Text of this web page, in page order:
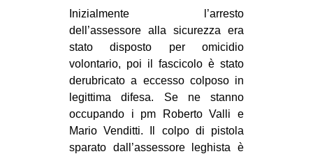
RECENSIONI
INTERNAZIONALE
AFRICA
AMERICHE
Inizialmente l’arresto
dell’assessore alla sicurezza era
stato disposto per omicidio
volontario, poi il fascicolo è stato
derubricato a eccesso colposo in
legittima difesa. Se ne stanno
occupando i pm Roberto Valli e
Mario Venditti. Il colpo di pistola
sparato dall’assessore leghista è